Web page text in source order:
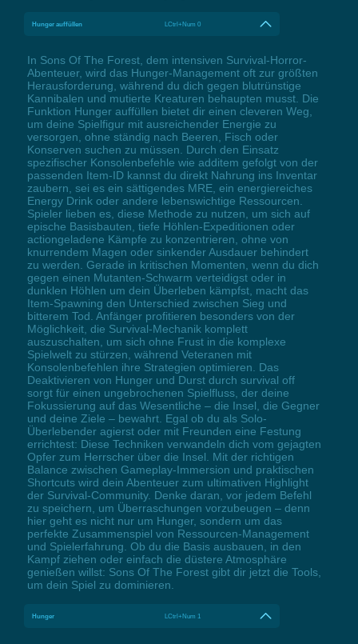
Hunger auffüllen LCtrl+Num 0
In Sons Of The Forest, dem intensiven Survival-Horror-
Abenteuer, wird das Hunger-Management oft zur größten
Herausforderung, während du dich gegen blutrünstige
Kannibalen und mutierte Kreaturen behaupten musst. Die
Funktion Hunger auffüllen bietet dir einen cleveren Weg,
um deine Spielfigur mit ausreichender Energie zu
versorgen, ohne ständig nach Beeren, Fisch oder
Konserven suchen zu müssen. Durch den Einsatz
spezifischer Konsolenbefehle wie additem gefolgt von der
passenden Item-ID kannst du direkt Nahrung ins Inventar
zaubern, sei es ein sättigendes MRE, ein energiereiches
Energy Drink oder andere lebenswichtige Ressourcen.
Spieler lieben es, diese Methode zu nutzen, um sich auf
epische Basisbauten, tiefe Höhlen-Expeditionen oder
actiongeladene Kämpfe zu konzentrieren, ohne von
knurrendem Magen oder sinkender Ausdauer behindert
zu werden. Gerade in kritischen Momenten, wenn du dich
gegen einen Mutanten-Schwarm verteidigst oder in
dunklen Höhlen um dein Überleben kämpfst, macht das
Item-Spawning den Unterschied zwischen Sieg und
bitterem Tod. Anfänger profitieren besonders von der
Möglichkeit, die Survival-Mechanik komplett
auszuschalten, um sich ohne Frust in die komplexe
Spielwelt zu stürzen, während Veteranen mit
Konsolenbefehlen ihre Strategien optimieren. Das
Deaktivieren von Hunger und Durst durch survival off
sorgt für einen ungebrochenen Spielfluss, der deine
Fokussierung auf das Wesentliche – die Insel, die Gegner
und deine Ziele – bewahrt. Egal ob du als Solo-
Überlebender agierst oder mit Freunden eine Festung
errichtest: Diese Techniken verwandeln dich vom gejagten
Opfer zum Herrscher über die Insel. Mit der richtigen
Balance zwischen Gameplay-Immersion und praktischen
Shortcuts wird dein Abenteuer zum ultimativen Highlight
der Survival-Community. Denke daran, vor jedem Befehl
zu speichern, um Überraschungen vorzubeugen – denn
hier geht es nicht nur um Hunger, sondern um das
perfekte Zusammenspiel von Ressourcen-Management
und Spielerfahrung. Ob du die Basis ausbauen, in den
Kampf ziehen oder einfach die düstere Atmosphäre
genießen willst: Sons Of The Forest gibt dir jetzt die Tools,
um dein Spiel zu dominieren.
Hunger LCtrl+Num 1